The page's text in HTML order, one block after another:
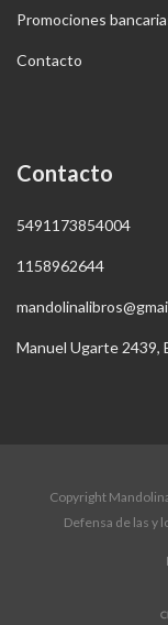
Promociones
Contacto
Contacto
5491173854004
1158962644
Manuel Ugarte 2439,
Copyright
Defensa de las y